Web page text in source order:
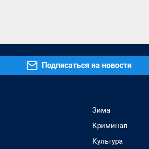
Подписаться на новости
Зима
Криминал
Культура